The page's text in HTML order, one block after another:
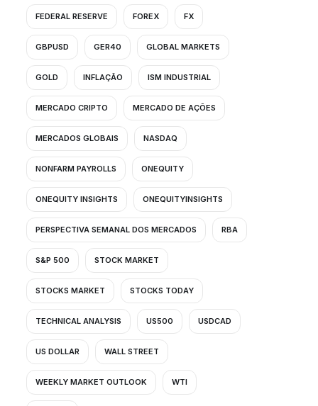
FEDERAL RESERVE FOREX FX
GBPUSD GER40 GLOBAL MARKETS
GOLD INFLAÇÃO ISM INDUSTRIAL
MERCADO CRIPTO MERCADO DE AÇÕES
MERCADOS GLOBAIS NASDAQ
NONFARM PAYROLLS ONEQUITY
ONEQUITY INSIGHTS ONEQUITYINSIGHTS
PERSPECTIVA SEMANAL DOS MERCADOS RBA
S&P 500 STOCK MARKET
STOCKS MARKET STOCKS TODAY
TECHNICAL ANALYSIS US500 USDCAD
US DOLLAR WALL STREET
WEEKLY MARKET OUTLOOK WTI